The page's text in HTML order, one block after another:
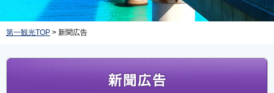
第一観光TOP > 新聞広告